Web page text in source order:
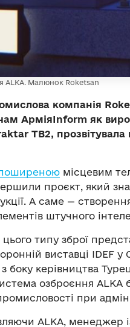
ALKA. Малюнок Roketsan
компанія
АрміяInform як
TB2,
місцевим
проєкт, який
А саме —
штучного
типу зброї
виставці IDEF у
боку керівництва
озброєння ALKA
при
ALKA, менеджер